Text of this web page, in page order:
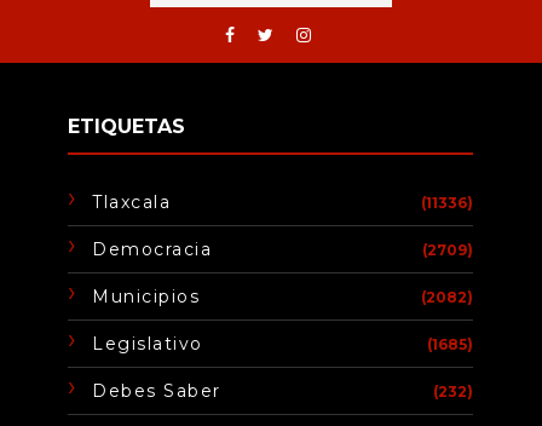
ETIQUETAS
Tlaxcala (11336)
Democracia (2709)
Municipios (2082)
Legislativo (1685)
Debes Saber (232)